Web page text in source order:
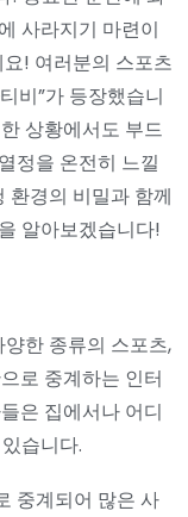
사라지기 마련이
! 여러분의 스포츠
비”가 등장했습니
상황에서도 부드
정을 온전히 느낄
환경의 비밀과 함께
알아보겠습니다!
한 종류의 스포츠,
로 중계하는 인터
은 집에서나 어디
습니다.
중계되어 많은 사